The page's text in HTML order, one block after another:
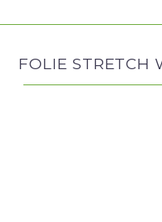
FOLIE STRETCH